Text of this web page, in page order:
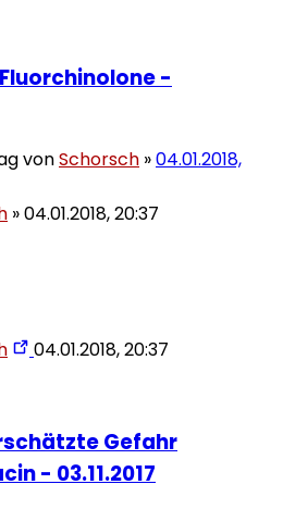
-
vonSchorsch »04.01.2018,
»04.01.2018, 20:37
04.01.2018, 20:37
Gefahr
- 03.11.2017